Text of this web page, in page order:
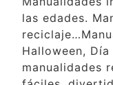
las edades.
Halloween,
manualidades